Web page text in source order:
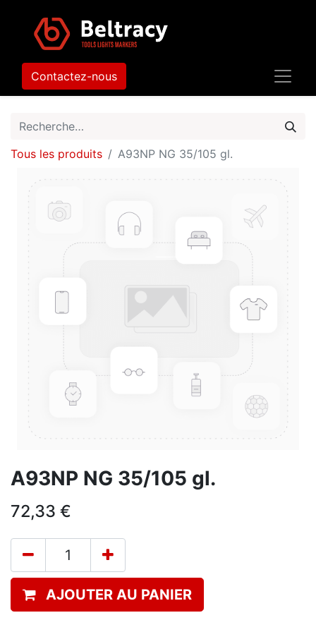
Contactez-nous
Tous les produits A93NP NG 35/105 gl.
A93NP NG 35/105 gl.
72,33 €
AJOUTER AU PANIER